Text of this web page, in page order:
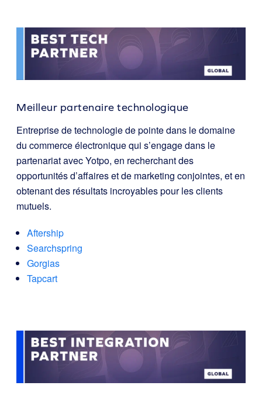
Meilleur partenaire technologique
Entreprise de technologie de pointe dans le domaine
du commerce électronique qui s’engage dans le
partenariat avec Yotpo, en recherchant des
opportunités d’affaires et de marketing conjointes, et en
obtenant des résultats incroyables pour les clients
mutuels.
Aftership
Searchspring
Gorgias
Tapcart